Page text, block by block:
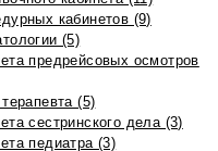
кабинетов (9)
(5)
предрейсовых осмотров
(5)
сестринского дела (3)
педиатра (3)